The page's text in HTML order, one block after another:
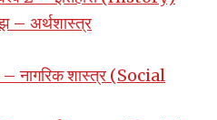
– अर्थशास्त्र
नागरिक शास्त्र (Social